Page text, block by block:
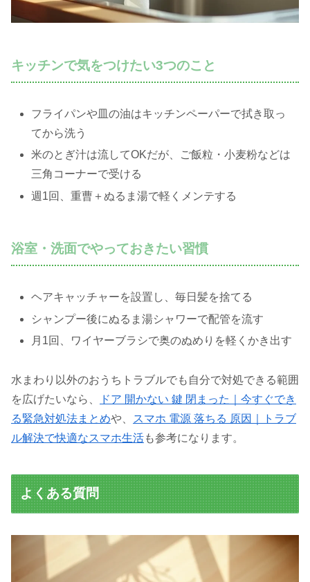
キッチンで気をつけたい3つのこと
フライパンや皿の油はキッチンペーパーで拭き取っ
てから洗う
米のとぎ汁は流してOKだが、ご飯粒・小麦粉などは
三角コーナーで受ける
週1回、重曹＋ぬるま湯で軽くメンテする
浴室・洗面でやっておきたい習慣
ヘアキャッチャーを設置し、毎日髪を捨てる
シャンプー後にぬるま湯シャワーで配管を流す
月1回、ワイヤーブラシで奥のぬめりを軽くかき出す
水まわり以外のおうちトラブルでも自分で対処できる範囲
を広げたいなら、
ドア 開かない 鍵 閉まった｜今すぐでき
る緊急対処法まとめや、
スマホ 電源 落ちる 原因｜トラブ
ル解決で快適なスマホ生活も参考になります。
よくある質問